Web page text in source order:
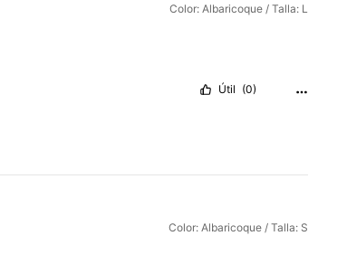
Color: Albaricoque / Talla: L
Útil (0)
Color: Albaricoque / Talla: S